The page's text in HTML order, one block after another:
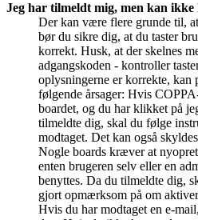
Jeg har tilmeldt mig, men kan ikke
Der kan være flere grunde til,
bør du sikre dig, at du taster
korrekt. Husk, at der skelnes
adgangskoden - kontroller
oplysningerne er korrekte, kan
følgende årsager: Hvis
boardet, og du har klikket på
tilmeldte dig, skal du følge
modtaget. Det kan også
Nogle boards kræver at
enten brugeren selv eller en
benyttes. Da du tilmeldte dig,
gjort opmærksom på om
Hvis du har modtaget en e-